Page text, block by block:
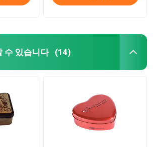
수 있습니다 (14)